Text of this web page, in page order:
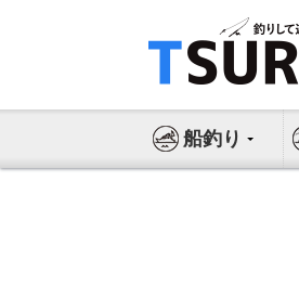
ス
船釣り